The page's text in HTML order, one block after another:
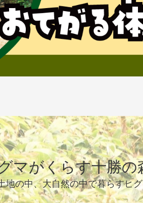
マがくらす十勝
地の中、大自然の中で暮らすヒ